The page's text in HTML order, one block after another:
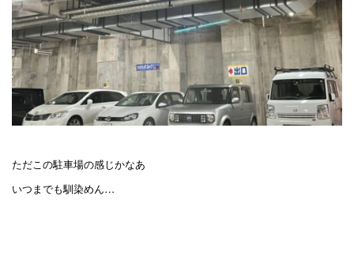
ただこの駐車場の感じかなあ
いつまでも馴染めん…